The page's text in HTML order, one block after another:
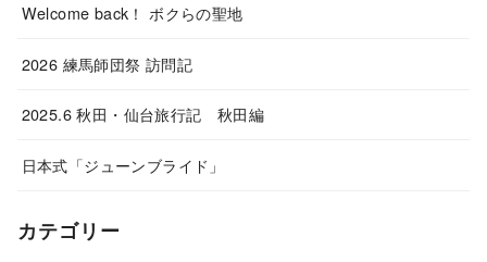
Welcome back！ ボクらの聖地
2026 練馬師団祭 訪問記
2025.6 秋田・仙台旅行記 秋田編
日本式「ジューンブライド」
カテゴリー